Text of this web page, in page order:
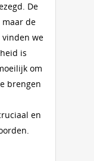
De
maar de
vinden we
is
om
brengen
en